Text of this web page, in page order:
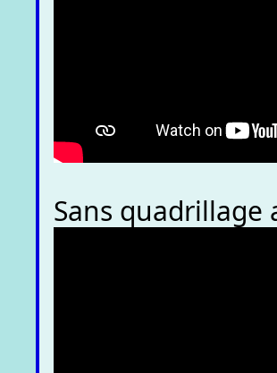
Sans quadrillage